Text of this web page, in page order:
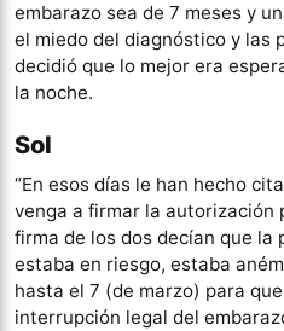
embarazo sea de 7 meses y
el miedo del diagnóstico y las
decidió que lo mejor era
la noche.
Sol
“En esos días le han hecho
venga a firmar la autorización
firma de los dos decían que la
estaba en riesgo, estaba
hasta el 7 (de marzo) para
interrupción legal del